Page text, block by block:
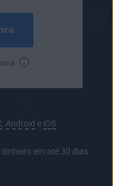
Android e iOS
em até 30 dias